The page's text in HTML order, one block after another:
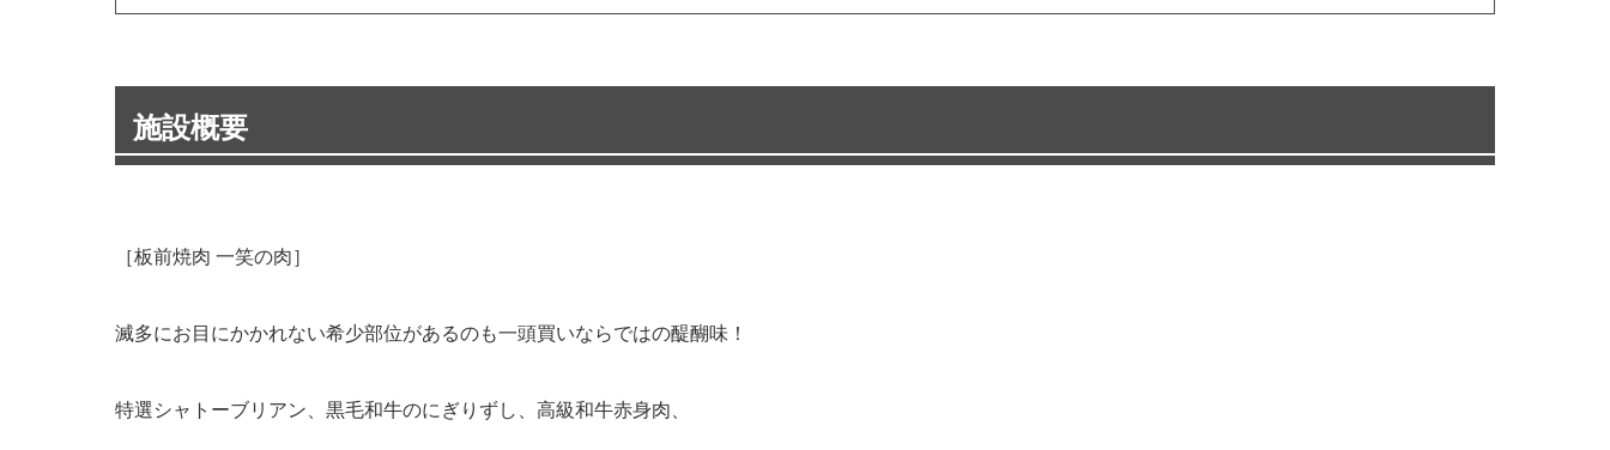
施設概要
［板前焼肉 一笑の肉］
滅多にお目にかかれない希少部位があるのも一頭買いならではの醍醐味！
特選シャトーブリアン、黒毛和牛のにぎりずし、高級和牛赤身肉、